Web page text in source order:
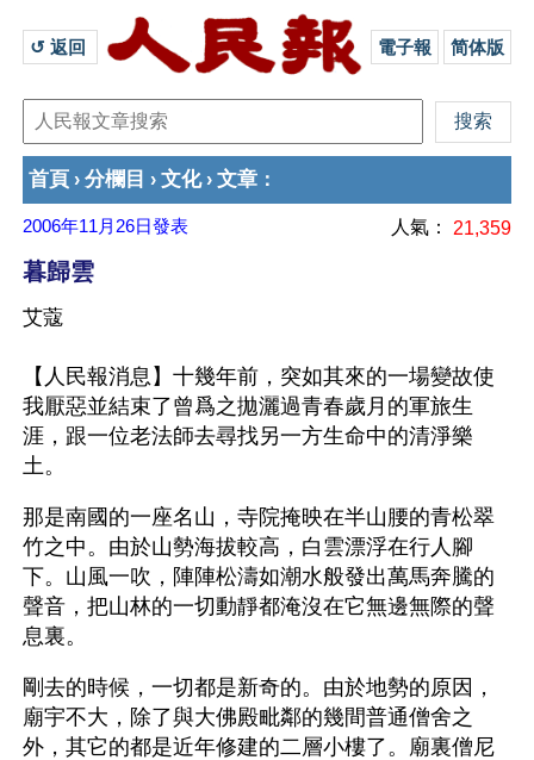
↺ 返回 電子報 简体版
首頁 › 分欄目 › 文化› 文章 ：
2006年11月26日發表 人氣： 21,359
暮歸雲
艾蔻
【人民報消息】十幾年前，突如其來的一場變故使
我厭惡並結束了曾爲之拋灑過青春歲月的軍旅生
涯，跟一位老法師去尋找另一方生命中的清淨樂
土。
那是南國的一座名山，寺院掩映在半山腰的青松翠
竹之中。由於山勢海拔較高，白雲漂浮在行人腳
下。山風一吹，陣陣松濤如潮水般發出萬馬奔騰的
聲音，把山林的一切動靜都淹沒在它無邊無際的聲
息裏。
剛去的時候，一切都是新奇的。由於地勢的原因，
廟宇不大，除了與大佛殿毗鄰的幾間普通僧舍之
外，其它的都是近年修建的二層小樓了。廟裏僧尼